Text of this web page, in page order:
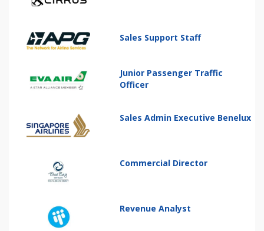
Sales Support Staff
Junior Passenger Traffic
Officer
Sales Admin Executive Benelux
Commercial Director
Revenue Analyst